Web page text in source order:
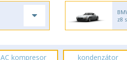
z8
AC kompresor kondenzátor